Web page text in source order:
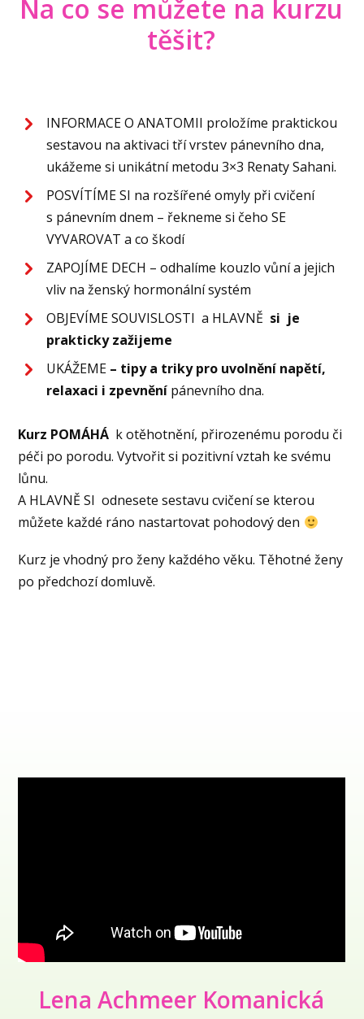
Na co se můžete na kurzu
těšit?
INFORMACE O ANATOMII proložíme praktickou
sestavou na aktivaci tří vrstev pánevního dna,
ukážeme si unikátní metodu 3×3 Renaty Sahani.
POSVÍTÍME SI na rozšířené omyly při cvičení
s pánevním dnem – řekneme si čeho SE
VYVAROVAT a co škodí
ZAPOJÍME DECH – odhalíme kouzlo vůní a jejich
vliv na ženský hormonální systém
OBJEVÍME SOUVISLOSTI a HLAVNĚ si je
prakticky zažijeme
UKÁŽEME – tipy a triky pro uvolnění napětí,
relaxaci i zpevnění pánevního dna.
Kurz POMÁHÁ k otěhotnění, přirozenému porodu či
péči po porodu. Vytvořit si pozitivní vztah ke svému
lůnu.
A HLAVNĚ SI odnesete sestavu cvičení se kterou
můžete každé ráno nastartovat pohodový den
Kurz je vhodný pro ženy každého věku. Těhotné ženy
po předchozí domluvě.
Lena Achmeer Komanická